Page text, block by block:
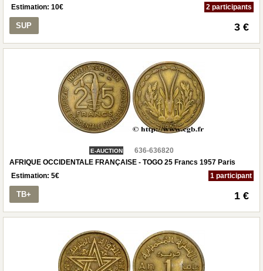
Estimation: 10€ 2 participants
SUP 3 €
E-AUCTION
636-636820
AFRIQUE OCCIDENTALE FRANÇAISE - TOGO 25 Francs 1957 Paris
Estimation: 5€ 1 participant
TB+ 1 €